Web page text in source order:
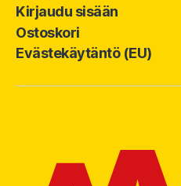
Kirjaudu sisään
Ostoskori
Evästekäytäntö (EU)